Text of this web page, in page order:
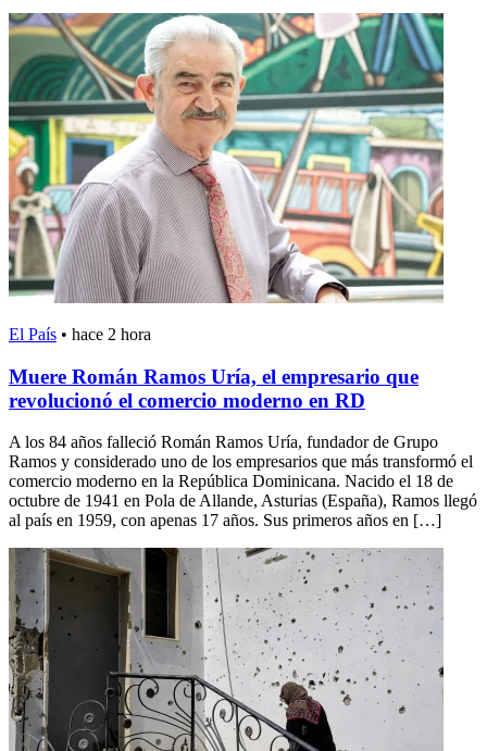
El País • hace 2 hora
Muere Román Ramos Uría, el empresario que
revolucionó el comercio moderno en RD
A los 84 años falleció Román Ramos Uría, fundador de Grupo
Ramos y considerado uno de los empresarios que más transformó el
comercio moderno en la República Dominicana. Nacido el 18 de
octubre de 1941 en Pola de Allande, Asturias (España), Ramos llegó
al país en 1959, con apenas 17 años. Sus primeros años en […]